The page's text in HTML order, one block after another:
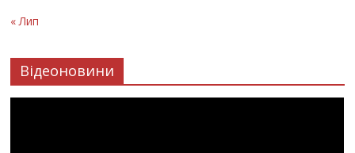
« Лип
Відеоновини